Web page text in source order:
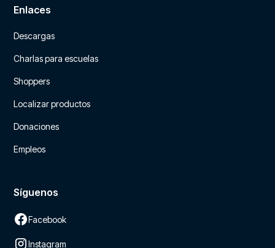
Enlaces
Descargas
Charlas para escuelas
Shoppers
Localizar productos
Donaciones
Empleos
Síguenos
Facebook
Instagram